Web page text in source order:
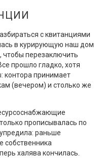
с квитанциями
в курирующую наш дом
перезаключить
прошло гладко, хотя
контора принимает
(вечером) и столько же
прописывалась по
раньше
собственника
халява кончилась.